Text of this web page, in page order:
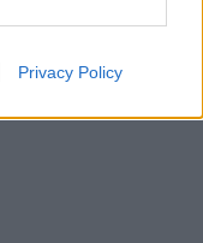
Privacy Policy